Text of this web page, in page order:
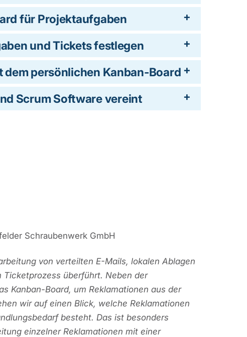
für Projektaufgaben
und Tickets festlegen
persönlichen Kanban-Board
Scrum Software vereint
Schraubenwerk GmbH
von verteilten E-Mails, lokalen Ablagen
Ticketprozess überführt. Neben der
Kanban-Board, um Reklamationen aus der
wir auf einen Blick, welche Reklamationen
besteht. Das ist besonders
einzelner Reklamationen mit einer